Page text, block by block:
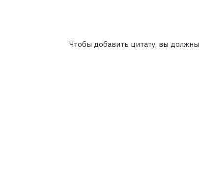
Чтобы добавить цитату, вы должны